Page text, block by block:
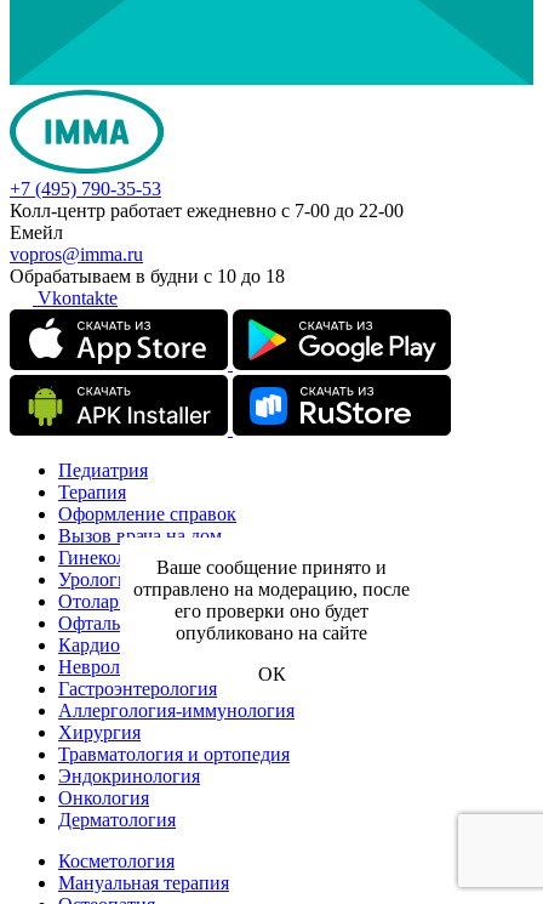
+7 (495) 790-35-53
Колл-центр работает ежедневно с 7-00 до 22-00
Емейл
vopros@imma.ru
Обрабатываем в будни с 10 до 18
Vkontakte
Педиатрия
Терапия
Оформление справок
Вызов врача на дом
Гинекология
Урология
Отоларингология
Офтальмология
Кардиология
Неврология
Гастроэнтерология
Аллергология-иммунология
Хирургия
Травматология и ортопедия
Эндокринология
Онкология
Дерматология
Косметология
Мануальная терапия
Ваше сообщение принято и
отправлено на модерацию, после
его проверки оно будет
опубликовано на сайте
ОК